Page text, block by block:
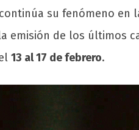
continúa su fenómeno en
emisión de los últimos
13 al 17 de febrero.